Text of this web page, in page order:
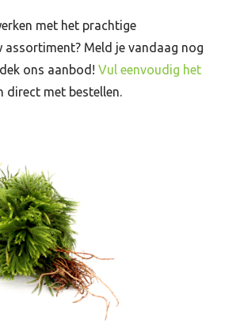
met het prachtige
Meld je vandaag nog
ons aanbod! Vul eenvoudig het
direct met bestellen.